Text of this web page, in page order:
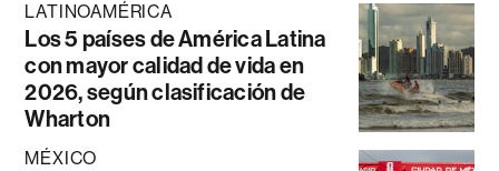
LATINOAMÉRICA
Los 5 países de América Latina
con mayor calidad de vida en
2026, según clasificación de
Wharton
MÉXICO